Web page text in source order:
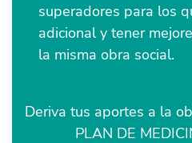
superadores para los
adicional y tener
la misma obra social.
Deriva tus aportes a la
PLAN DE